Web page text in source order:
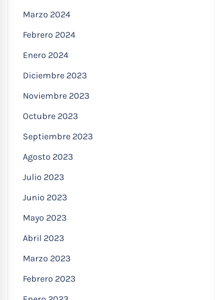
Marzo 2024
Febrero 2024
Enero 2024
Diciembre 2023
Noviembre 2023
Octubre 2023
Septiembre 2023
Agosto 2023
Julio 2023
Junio 2023
Mayo 2023
Abril 2023
Marzo 2023
Febrero 2023